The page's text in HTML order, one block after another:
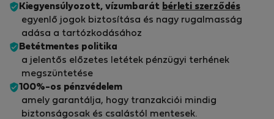
Kiegyensúlyozott, vízumbarát bérleti szerződés
egyenlő jogok biztosítása és nagy rugalmasság
adása a tartózkodásához
Betétmentes politika
a jelentős előzetes letétek pénzügyi terhének
megszüntetése
100%-os pénzvédelem
amely garantálja, hogy tranzakciói mindig
biztonságosak és csalástól mentesek.